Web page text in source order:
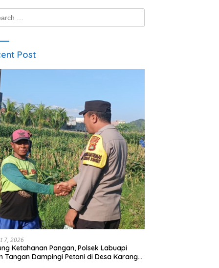
Post
7, 2026
Ketahanan Pangan, Polsek Labuapi
Tangan Dampingi Petani di Desa Karang